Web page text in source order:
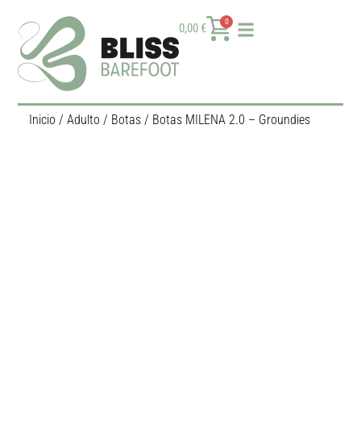
0,00€ 0
Inicio / Adulto / Botas/ Botas MILENA 2.0 – Groundies